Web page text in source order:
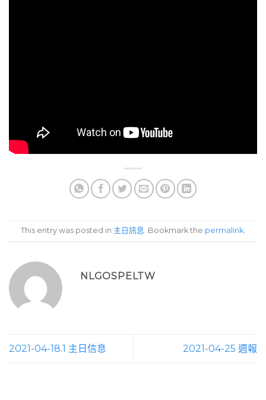
This entry was posted in 主日訊息. Bookmark the permalink.
NLGOSPELTW
2021-04-18.1 主日信息 2021-04-25 週報